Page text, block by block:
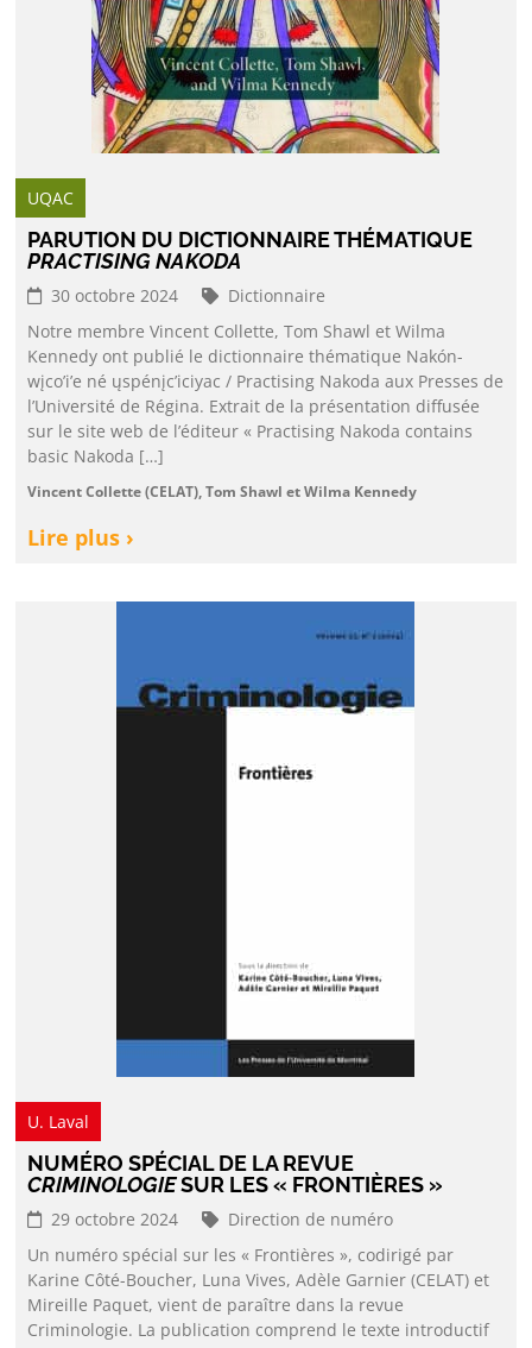
UQAC
PARUTION DU DICTIONNAIRE THÉMATIQUE
PRACTISING NAKODA
30 octobre 2024
Dictionnaire
Notre membre Vincent Collette, Tom Shawl et Wilma
Kennedy ont publié le dictionnaire thématique Nakón-
wįco’i’e né ųspénįc’iciyac / Practising Nakoda aux Presses de
l’Université de Régina. Extrait de la présentation diffusée
sur le site web de l’éditeur « Practising Nakoda contains
basic Nakoda […]
Vincent Collette (CELAT), Tom Shawl et Wilma Kennedy
Lire plus ›
U. Laval
NUMÉRO SPÉCIAL DE LA REVUE
CRIMINOLOGIESUR LES « FRONTIÈRES »
29 octobre 2024
Direction de numéro
Un numéro spécial sur les « Frontières », codirigé par
Karine Côté-Boucher, Luna Vives, Adèle Garnier (CELAT) et
Mireille Paquet, vient de paraître dans la revue
Criminologie. La publication comprend le texte introductif